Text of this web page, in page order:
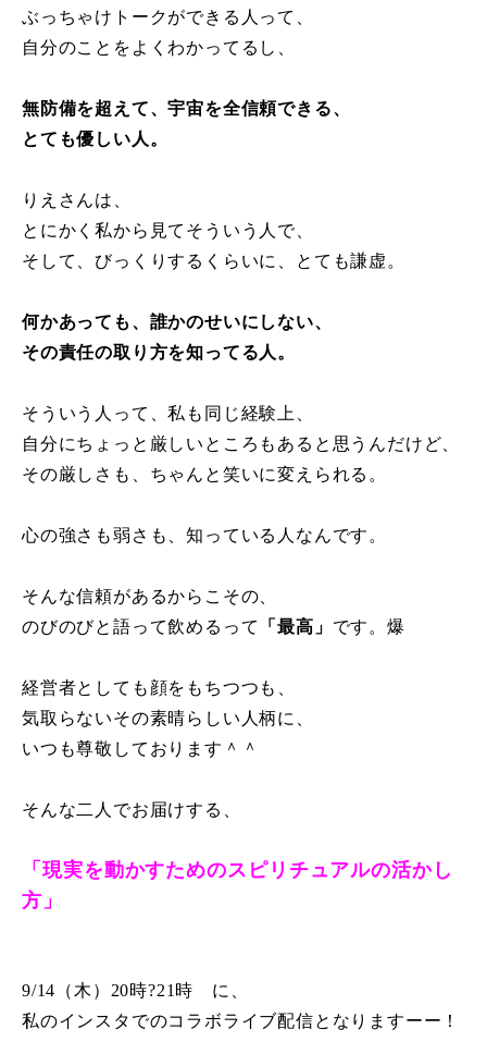
ぶっちゃけトークができる人って、
自分のことをよくわかってるし、
無防備を超えて、宇宙を全信頼できる、
とても優しい人。
りえさんは、
とにかく私から見てそういう人で、
そして、びっくりするくらいに、とても謙虚。
何かあっても、誰かのせいにしない、
その責任の取り方を知ってる人。
そういう人って、私も同じ経験上、
自分にちょっと厳しいところもあると思うんだけど、
その厳しさも、ちゃんと笑いに変えられる。
心の強さも弱さも、知っている人なんです。
そんな信頼があるからこその、
のびのびと語って飲めるって
「最高」 です。爆
経営者としても顔をもちつつも、
気取らないその素晴らしい人柄に、
いつも尊敬しております＾＾
そんな二人でお届けする、
「現実を動かすためのスピリチュアルの活かし
方」
9/14（木）20時?21時 に、
私のインスタでのコラボライブ配信となりますーー！